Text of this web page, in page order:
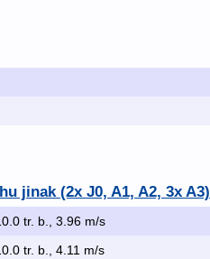
jinak (2x J0, A1, A2, 3x A3)
tr. b., 3.96 m/s
tr. b., 4.11 m/s